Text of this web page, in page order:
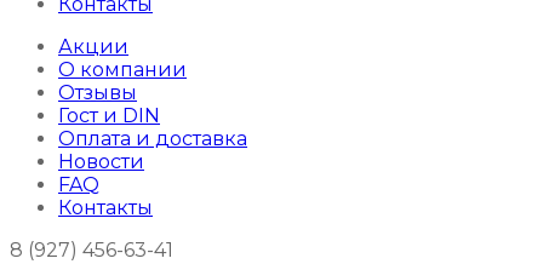
Акции
О компании
Отзывы
Гост и DIN
Оплата и доставка
Новости
FAQ
Контакты
8 (927) 456-63-41